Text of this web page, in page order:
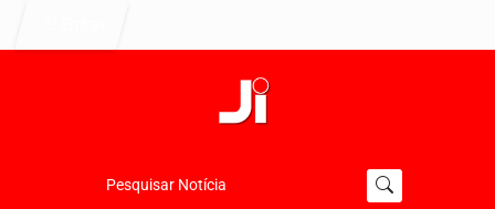
Pesquisar Notícia